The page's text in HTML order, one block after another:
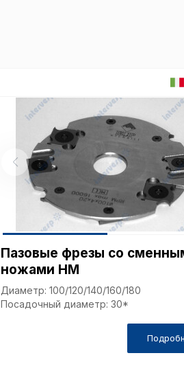
Пазовые фрезы со
ножами HM
Диаметр: 100/120/140/160/180
Посадочный диаметр: 30*
Отключение
предпочтения
страницы и принимать
предпочтений пользователей.
Сохранить выбор